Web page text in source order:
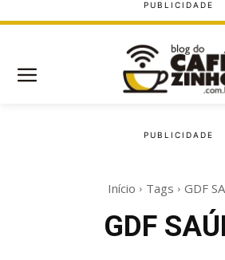
Início Tags GDF
GDF